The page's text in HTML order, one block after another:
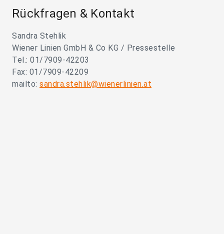
Rückfragen & Kontakt
Sandra Stehlik
Wiener Linien GmbH & Co KG / Pressestelle
Tel.: 01/7909-42203
Fax: 01/7909-42209
mailto: sandra.stehlik@wienerlinien.at